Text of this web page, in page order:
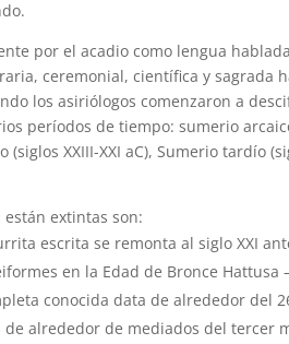
por el acadio como lengua
ceremonial, científica y sagrada
los asiriólogos comenzaron a
períodos de tiempo: sumerio
XXIII-XXI aC), Sumerio tardío
extintas son:
escrita se remonta al siglo XXI
en la Edad de Bronce Hattusa
conocida data de alrededor del
alrededor de mediados del tercer